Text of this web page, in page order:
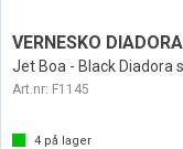
Jet Boa - Black Diadora
Art.nr: F1145
4 på lager